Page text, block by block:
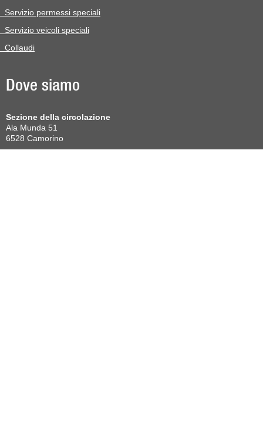
Servizio permessi speciali
Servizio veicoli speciali
Collaudi
Dove siamo
Sezione della circolazione
Ala Munda 51
6528 Camorino